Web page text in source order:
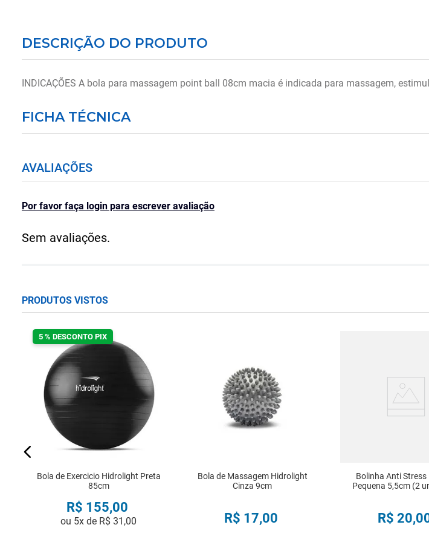
DESCRIÇÃO DO PRODUTO
INDICAÇÕES A bola para massagem point ball 08cm macia é indicada para massagem,
FICHA TÉCNICA
AVALIAÇÕES
Por favor faça login para escrever avaliação
Sem avaliações.
PRODUTOS VISTOS
5 % DESCONTO PIX
Bola de Exercicio Hidrolight Preta
85cm
R$ 155,00
ou 5x de R$ 31 ,00
Bola de Massagem Hidrolight
Cinza 9cm
R$ 17,00
Bolinha Anti Stress
Pequena 5,5cm (2
R$ 20,